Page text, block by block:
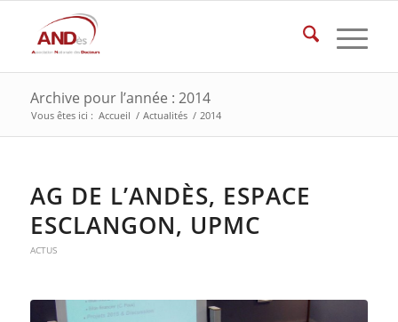
Archive pour l’année : 2014
Vous êtes ici : Accueil / Actualités / 2014
AG DE L’ANDÈS, ESPACE
ESCLANGON, UPMC
ACTUS